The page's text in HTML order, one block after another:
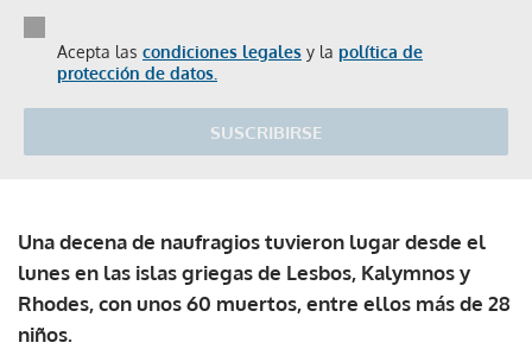
Acepta las condiciones legales y la política de
protección de datos.
SUSCRIBIRSE
Una decena de naufragios tuvieron lugar desde el
lunes en las islas griegas de Lesbos, Kalymnos y
Rhodes, con unos 60 muertos, entre ellos más de 28
niños.